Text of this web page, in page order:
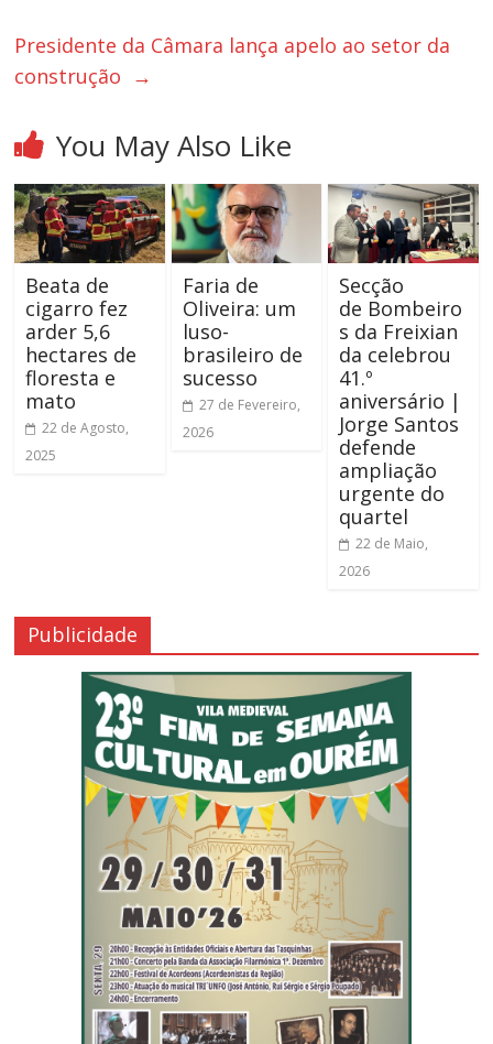
Presidente da Câmara lança apelo ao setor da
construção →
You May Also Like
Beata de
cigarro fez
arder 5,6
hectares de
floresta e
mato
22 de Agosto,
2025
Faria de
Oliveira: um
luso-
brasileiro de
sucesso
27 de Fevereiro,
2026
Secção
de Bombeiro
s da Freixian
da celebrou
41.º
aniversário |
Jorge Santos
defende
ampliação
urgente do
quartel
22 de Maio,
2026
Publicidade